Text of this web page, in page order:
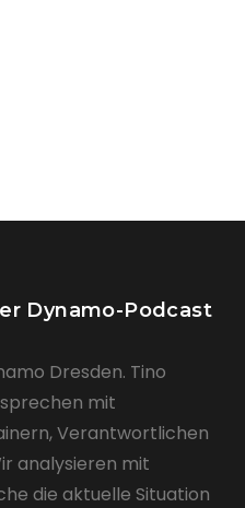
Dynamo-Podcast
Dresden. Tino
mit
Verantwortlichen
analysieren mit
die aktuelle Situation